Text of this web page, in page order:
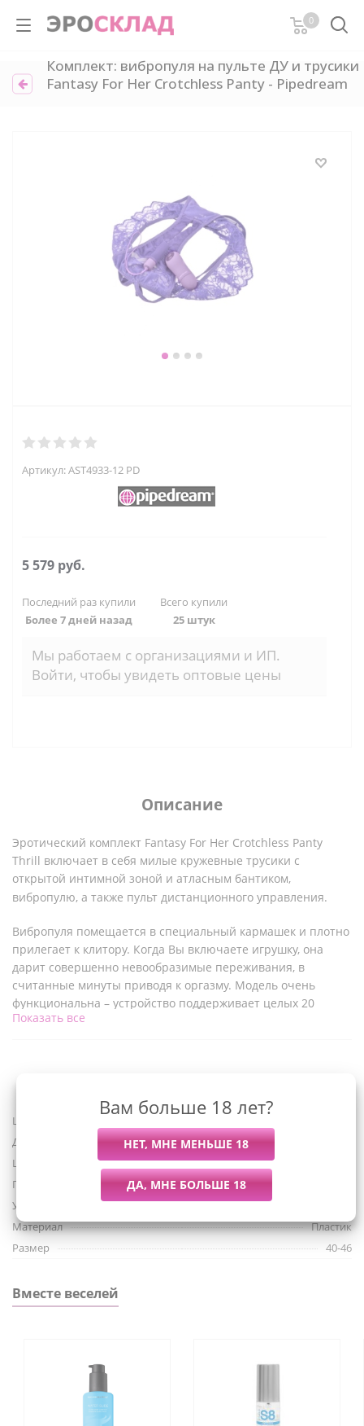
0
Комплект: вибропуля на пульте ДУ и трусики
Fantasy For Her Crotchless Panty - Pipedream
Артикул:AST4933-12 PD
5 579 руб.
Последний раз купили
Более 7 дней назад
Всего купили
25 штук
Мы работаем с организациями и ИП.
Войти, чтобы увидеть оптовые цены
Описание
Эротический комплект Fantasy For Her Crotchless Panty
Thrill включает в себя милые кружевные трусики с
открытой интимной зоной и атласным бантиком,
вибропулю, а также пульт дистанционного управления.
Вибропуля помещается в специальный кармашек и плотно
прилегает к клитору. Когда Вы включаете игрушку, она
дарит совершенно невообразимые переживания, в
считанные минуты приводя к оргазму. Модель очень
функциональна – устройство поддерживает целых 20
режимов стимуляции.
Размеры вибропули 7,5 х 2 см.
Для питания необходимы 2 батарейки типа ААА и 3
элемента LR44.
Трусики подходят для обладательницы талии 76 см-107
см (размеры 40-46).
Показать все
Штрих-код
Для кого
Цвет
Питание
Управление с приложения
Материал
Пластик
Размер
40-46
Вместе веселей
Вам больше 18 лет?